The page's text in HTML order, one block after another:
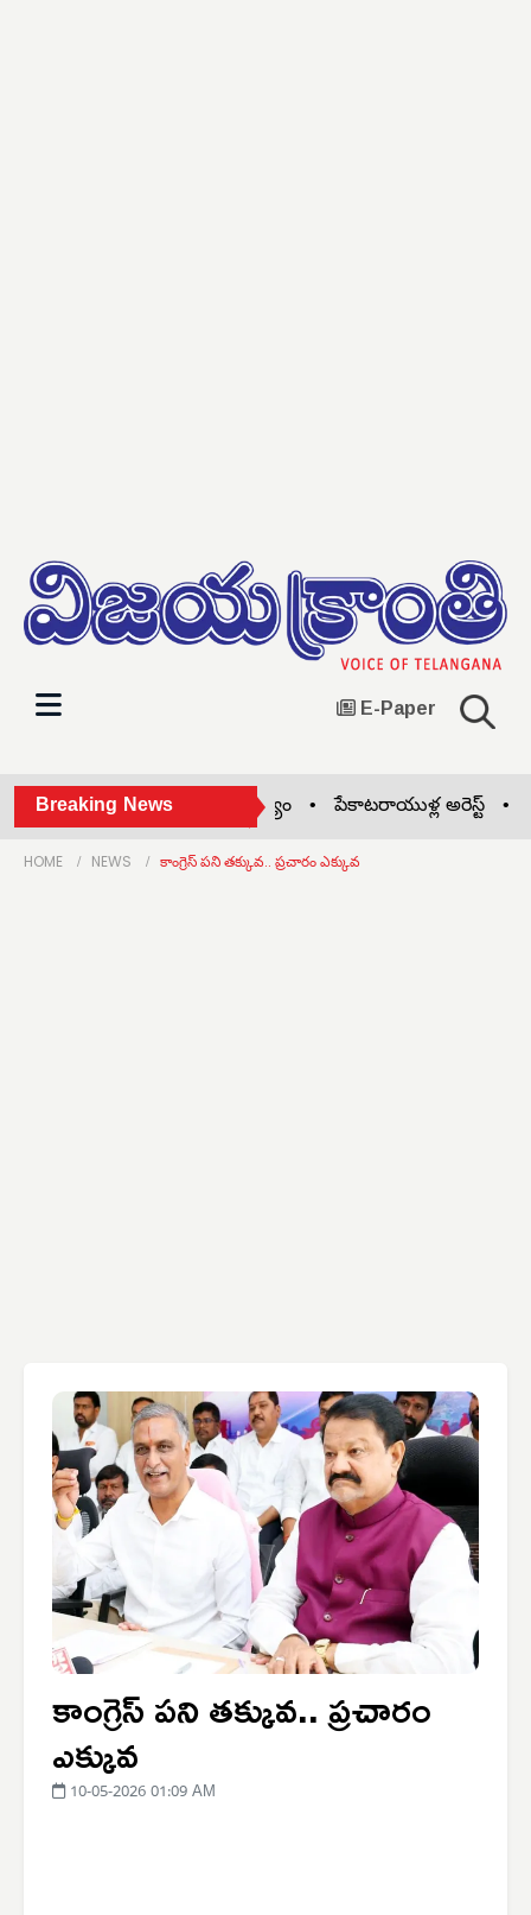
E-Paper
Breaking News
వెల్దుర్తి మండల అభివృద్ధి నా లక్ష్యం •పేకాటరాయుళ్ల అరెస్ట్ •
HOME NEWS కాంగ్రెస్ పని తక్కువ.. ప్రచారం ఎక్కువ
కాంగ్రెస్ పని తక్కువ.. ప్రచారం
ఎక్కువ
10-05-2026 01:09 AM